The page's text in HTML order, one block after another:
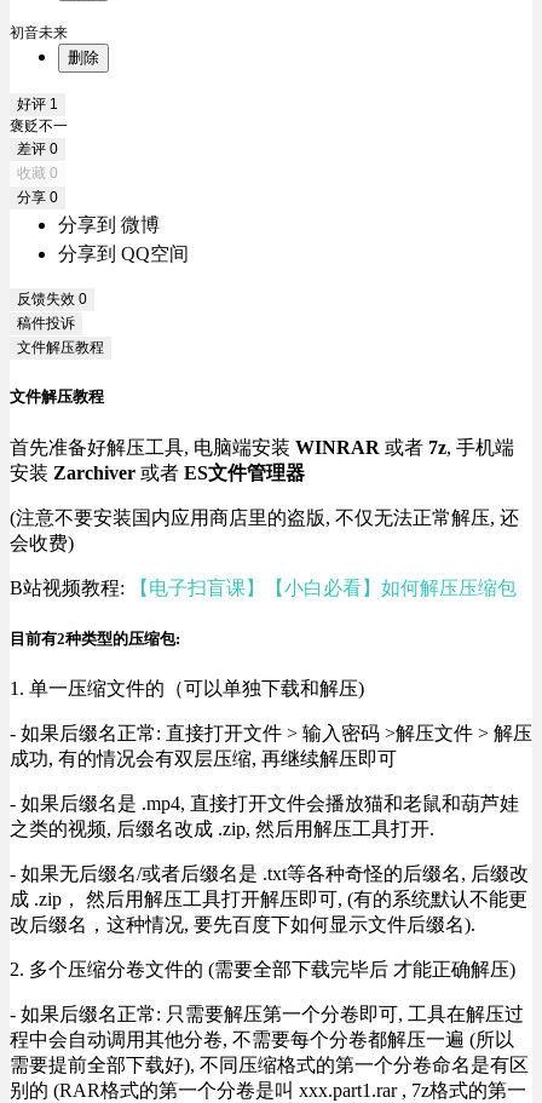
初音未来
删除
好评 1
褒贬不一
差评 0
收藏 0
分享 0
分享到 微博
分享到 QQ空间
反馈失效 0
稿件投诉
文件解压教程
文件解压教程
首先准备好解压工具, 电脑端安装 WINRAR 或者 7z, 手机端
安装 Zarchiver 或者 ES文件管理器
(注意不要安装国内应用商店里的盗版, 不仅无法正常解压, 还
会收费)
B站视频教程: 【电子扫盲课】【小白必看】如何解压压缩包
目前有2种类型的压缩包:
1. 单一压缩文件的（可以单独下载和解压)
- 如果后缀名正常: 直接打开文件 > 输入密码 >解压文件 > 解压
成功, 有的情况会有双层压缩, 再继续解压即可
- 如果后缀名是 .mp4, 直接打开文件会播放猫和老鼠和葫芦娃
之类的视频, 后缀名改成 .zip, 然后用解压工具打开.
- 如果无后缀名/或者后缀名是 .txt等各种奇怪的后缀名, 后缀改
成 .zip， 然后用解压工具打开解压即可, (有的系统默认不能更
改后缀名，这种情况, 要先百度下如何显示文件后缀名).
2. 多个压缩分卷文件的 (需要全部下载完毕后 才能正确解压)
- 如果后缀名正常: 只需要解压第一个分卷即可, 工具在解压过
程中会自动调用其他分卷, 不需要每个分卷都解压一遍 (所以
需要提前全部下载好), 不同压缩格式的第一个分卷命名是有区
别的 (RAR格式的第一个分卷是叫 xxx.part1.rar , 7z格式的第一